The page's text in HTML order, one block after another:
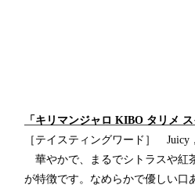
「キリマンジャロ KIBO タリメ
［テイスティングワード］ Juicy
華やかで、まるでシトラスや紅
が特徴です。なめらかで優しい口